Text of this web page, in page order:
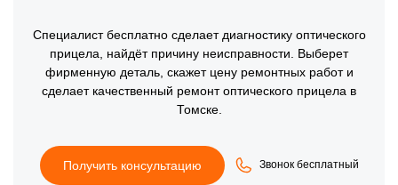
Специалистбесплатносделает диагностику оптического
прицела, найдёт причину неисправности. Выберет
фирменную деталь, скажет цену ремонтных работ и
сделает качественный ремонт оптического прицела в
Томске.
Получить консультацию Звонок бесплатный